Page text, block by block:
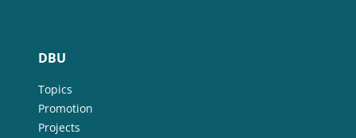
DBU
Topics
Promotion
Projects